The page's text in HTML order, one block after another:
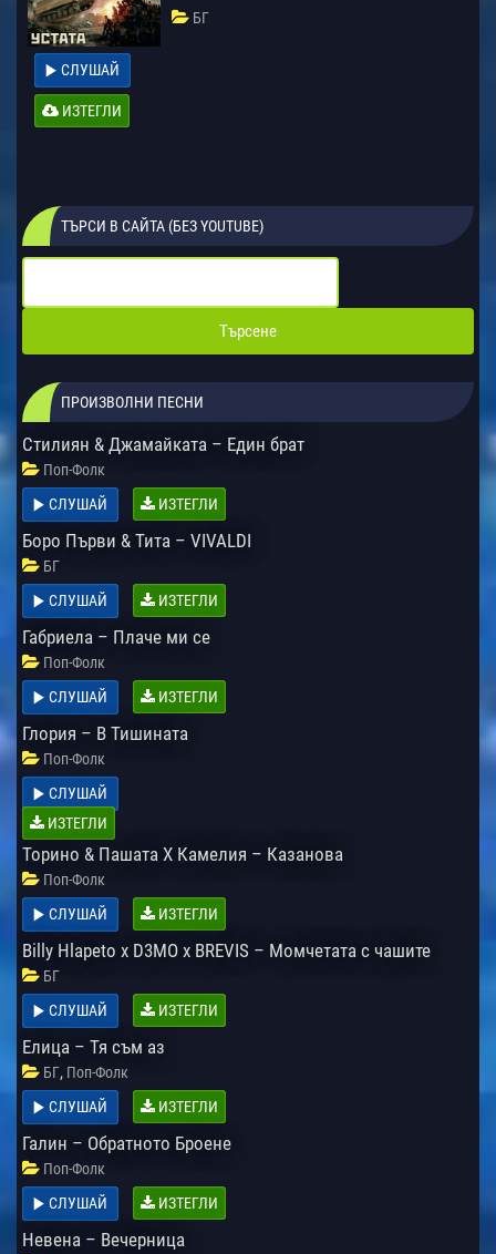
БГ
СЛУШАЙ
ИЗТЕГЛИ
ТЪРСИ В САЙТА (БЕЗ YOUTUBE)
ПРОИЗВОЛНИ ПЕСНИ
Стилиян & Джамайката – Един брат
Поп-Фолк
СЛУШАЙ
ИЗТЕГЛИ
Боро Първи & Тита – VIVALDI
БГ
СЛУШАЙ
ИЗТЕГЛИ
Габриела – Плаче ми се
Поп-Фолк
СЛУШАЙ
ИЗТЕГЛИ
Глория – В Тишината
Поп-Фолк
СЛУШАЙ
ИЗТЕГЛИ
Торино & Пашата Х Камелия – Казанова
Поп-Фолк
СЛУШАЙ
ИЗТЕГЛИ
Billy Hlapeto x D3MO x BREVIS – Момчетата с чашите
БГ
СЛУШАЙ
ИЗТЕГЛИ
Елица – Тя съм аз
БГ, Поп-Фолк
СЛУШАЙ
ИЗТЕГЛИ
Галин – Обратното Броене
Поп-Фолк
СЛУШАЙ
ИЗТЕГЛИ
Невена – Вечерница